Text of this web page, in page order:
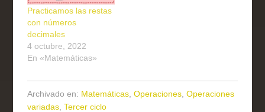
Practicamos las restas
con números
decimales
4 octubre, 2022
En «Matemáticas»
Archivado en: Matemáticas ,Operaciones ,Operaciones
variadas ,Tercer ciclo